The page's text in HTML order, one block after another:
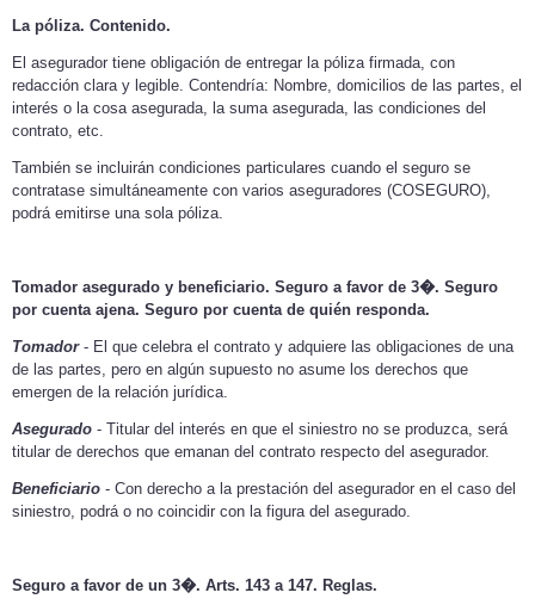
La póliza. Contenido.
El asegurador tiene obligación de entregar la póliza firmada, con
redacción clara y legible. Contendría: Nombre, domicilios de las partes, el
interés o la cosa asegurada, la suma asegurada, las condiciones del
contrato, etc.
También se incluirán condiciones particulares cuando el seguro se
contratase simultáneamente con varios aseguradores (COSEGURO),
podrá emitirse una sola póliza.
Tomador asegurado y beneficiario. Seguro a favor de 3�. Seguro
por cuenta ajena. Seguro por cuenta de quién responda.
Tomador- El que celebra el contrato y adquiere las obligaciones de una
de las partes, pero en algún supuesto no asume los derechos que
emergen de la relación jurídica.
Asegurado - Titular del interés en que el siniestro no se produzca, será
titular de derechos que emanan del contrato respecto del asegurador.
Beneficiario - Con derecho a la prestación del asegurador en el caso del
siniestro, podrá o no coincidir con la figura del asegurado.
Seguro a favor de un 3�. Arts. 143 a 147. Reglas.